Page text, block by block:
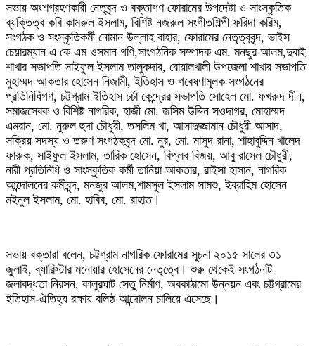
‍সভায় অংশগ্রহণকারী নেতৃবৃন্দ ও বক্তাগণ ফোরামের উপদেষ্টা ও সাংস্কৃতিক
ব্যক্তিত্ব কবি কামরুল ইসলাম, বিশিষ্ট নজরুল সংগীতশিল্পী ফরিদা করিম,
সংগঠক ও সংস্কৃতিকর্মী নোমান উল্লাহ বাহার, ফোরামের নেতৃত্ববৃন্দ, ভাইস
চেয়ারম্যান এ কে এম ওসমান গণি,সাংগঠনিক সম্পাদক এম. মনছুর আলম,দুবাই
শাখার সভাপতি সাইফুল ইসলাম তালুকদার, বোয়ালখালী উপজেলা শাখার সভাপতি
মুহাম্মদ আকতার হোসেন নিজামী, ইতিহাস ও গবেষণামূলক সংগঠনের
প্রতিনিধিগণ, চট্টগ্রাম ইতিহাস চর্চা কেন্দ্রের সভাপতি সোহেল মো. ফখরুদ দীন,
সমাজসেবক ও বিশিষ্ট নাগরিক, হাজী মো. জসিম উদ্দিন সওদাগর, মোহাম্মদ
এমরান, মো. নুরুল হুদা চৌধুরী, তসলিম খা, আসাদুজ্জামান চৌধুরী আসাদ,
সক্রিয় সদস্য ও তরুণ সংগঠকবৃন্দ মো. নুর, মো. মাসুদ রানা, শাহাবুদ্দিন খালেদ
ফারুক, সাইফুল ইসলাম, তারিক হোসেন, বিপ্লব বিজয়, আবু রাসেল চৌধুরী,
নারী প্রতিনিধি ও সাংস্কৃতিক কর্মী তানিয়া আকতার, রাইসা হাসান, নাগরিক
আন্দোলনের কর্মীবৃন্দ, মনজুর আলম,শামসুল ইসলাম সামশু, ইব্রাহিম হোসেন
মইনুল ইসলাম, মো. হাবিব, মো. রাহাত।
সভায় বক্তারা বলেন, চট্টগ্রাম নাগরিক ফোরামের সূচনা ২০১৫ সালের ৩১
জুলাই, ব্যারিস্টার মনোয়ার হোসেনের নেতৃত্বে। শুরু থেকেই সংগঠনটি
জলাবদ্ধতা নিরসন, কালুরঘাট সেতু নির্মাণ, অবকাঠামো উন্নয়ন এবং চট্টগ্রামের
ইতিহাস-ঐতিহ্য রক্ষায় বলিষ্ঠ আন্দোলন চালিয়ে এসেছে।